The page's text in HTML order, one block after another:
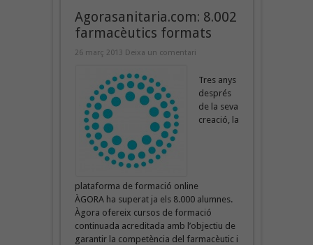
Agorasanitaria.com: 8.002
farmacèutics formats
26 març 2013 Deixa un comentari
Tres anys
després
de la seva
creació, la
plataforma de formació online
ÀGORA ha superat ja els 8.000 alumnes.
Àgora ofereix cursos de formació
continuada acreditada amb l’objectiu de
garantir la competència del farmacèutic i